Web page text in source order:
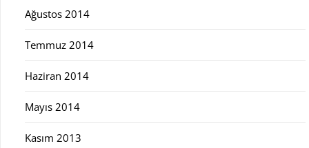
Ağustos 2014
Temmuz 2014
Haziran 2014
Mayıs 2014
Kasım 2013